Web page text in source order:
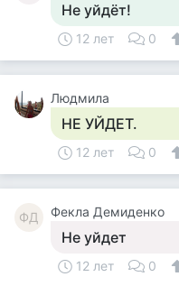
Не уйдёт!
12 лет 0
Людмила
НЕ УЙДЕТ.
12 лет 0
ФД Фекла Демиденко
Не уйдет
12 лет 0